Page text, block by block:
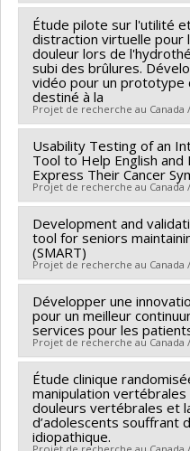
Sources de financement :
portant sur les
du Québec (RRISIQ)
Programmes de
Chercheur principal :
Étude pilote sur l'utilité
distraction virtuelle pour
douleur lors de
subi des brûlures.
vidéo pour un prototype
destiné à la
Projet de recherche au Canada /
Chercheur principal :
Sources de financement :
Justine
Programmes de
Usability Testing of an
Tool to Help English and
Express Their Cancer
Projet de recherche au Canada /
Chercheur principal :
Co-chercheurs : Sylvie
Sources de financement :
Ontario
Programmes de
Development and
tool for seniors
(SMART)
Projet de recherche au Canada /
Chercheur principal :
Co-chercheurs : Sylvie
Développer une
pour un meilleur
services pour les
Projet de recherche au Canada /
Chercheur principal :
Co-chercheurs : Damien
May,Caroline Larue,
Étude clinique
manipulation
douleurs vertébrales et
d’adolescents souffrant
idiopathique.